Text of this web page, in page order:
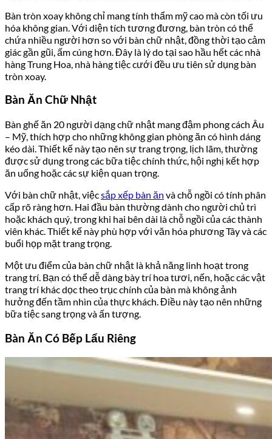
Bàn tròn xoay không chỉ mang tính thẩm mỹ cao mà còn tối ưu
hóa không gian. Với diện tích tương đương, bàn tròn có thể
chứa nhiều người hơn so với bàn chữ nhật, đồng thời tạo cảm
giác gần gũi, ấm cúng hơn. Đây là lý do tại sao hầu hết các nhà
hàng Trung Hoa, nhà hàng tiệc cưới đều ưu tiên sử dụng bàn
tròn xoay.
Bàn Ăn Chữ Nhật
Bàn ghế ăn 20 người dạng chữ nhật mang đậm phong cách Âu
– Mỹ, thích hợp cho những không gian phòng ăn có hình dáng
kéo dài. Thiết kế này tạo nên sự trang trọng, lịch lãm, thường
được sử dụng trong các bữa tiệc chính thức, hội nghị kết hợp
ăn uống hoặc các sự kiện quan trọng.
Với bàn chữ nhật, việcsắp xếp bàn ăn và chỗ ngồi có tính phân
cấp rõ ràng hơn. Hai đầu bàn thường dành cho người chủ trì
hoặc khách quý, trong khi hai bên dài là chỗ ngồi của các thành
viên khác. Thiết kế này phù hợp với văn hóa phương Tây và các
buổi họp mặt trang trọng.
Một ưu điểm của bàn chữ nhật là khả năng linh hoạt trong
trang trí. Bạn có thể dễ dàng bày trí hoa tươi, nến, hoặc các vật
trang trí khác dọc theo trục chính của bàn mà không ảnh
hưởng đến tầm nhìn của thực khách. Điều này tạo nên những
bữa tiệc sang trọng và ấn tượng.
Bàn Ăn Có Bếp Lẩu Riêng